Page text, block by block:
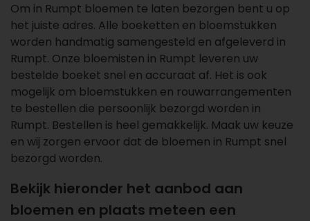
Om in Rumpt bloemen te laten bezorgen bent u op
het juiste adres. Alle boeketten en bloemstukken
worden handmatig samengesteld en afgeleverd in
Rumpt. Onze bloemisten in Rumpt leveren uw
bestelde boeket snel en accuraat af. Het is ook
mogelijk om bloemstukken en rouwarrangementen
te bestellen die persoonlijk bezorgd worden in
Rumpt. Bestellen is heel gemakkelijk. Maak uw keuze
en wij zorgen ervoor dat de bloemen in Rumpt snel
bezorgd worden.
Bekijk hieronder het aanbod aan
bloemen en plaats meteen een